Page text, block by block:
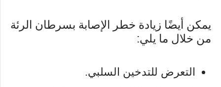
يمكن أيضًا زيادة خطر الإصابة بسرطان الرئة
من خلال ما يلي:
التعرض للتدخين السلبي.